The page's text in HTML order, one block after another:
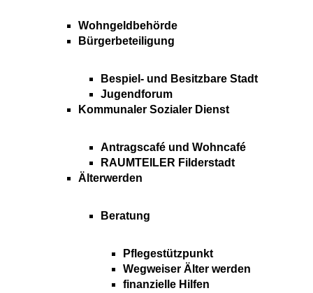
Wohngeldbehörde
Bürgerbeteiligung
Bespiel- und Besitzbare Stadt
Jugendforum
Kommunaler Sozialer Dienst
Antragscafé und Wohncafé
RAUMTEILER Filderstadt
Älterwerden
Beratung
Pflegestützpunkt
Wegweiser Älter werden
finanzielle Hilfen